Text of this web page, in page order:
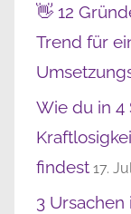
👋 12
Trend für
Wie du in 4
findest 17.
3